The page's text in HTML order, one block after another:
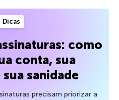
Dicas
como
conta, sua
sanidade
precisam priorizar a